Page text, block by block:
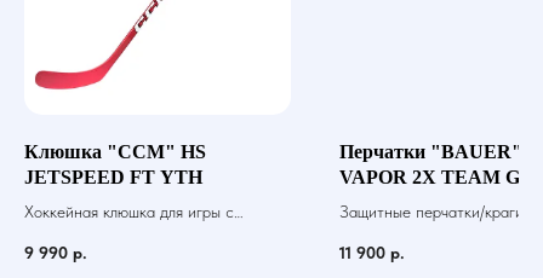
Клюшка "CCM" HS
JETSPEED FT YTH
Хоккейная клюшка для игры с
9 990 р.
Перчатки "BAUER"
VAPOR 2X TEAM
Защитные перчатки/краги
11 900 р.